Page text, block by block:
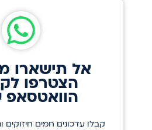
אל תישארו
הצטרפו
הוואטסאפ
קבלו עדכונים חמים חיזוקים